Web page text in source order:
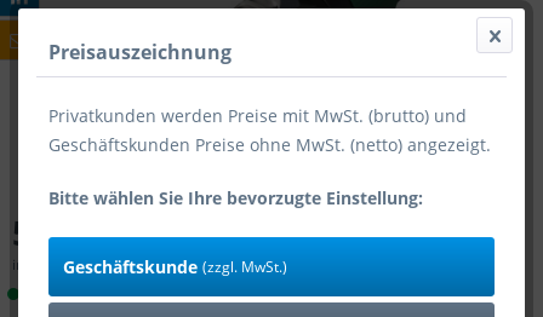
5,22 € *
inkl. MwSt.zzgl. Versandkosten
Lieferzeit 1-4 Tage (Bestand: 40)
Preisauszeichnung
Privatkunden werden Preise mit MwSt. (brutto) und
Geschäftskunden Preise ohne MwSt. (netto) angezeigt.
Bitte wählen Sie Ihre bevorzugte Einstellung:
Geschäftskunde (zzgl. MwSt.)